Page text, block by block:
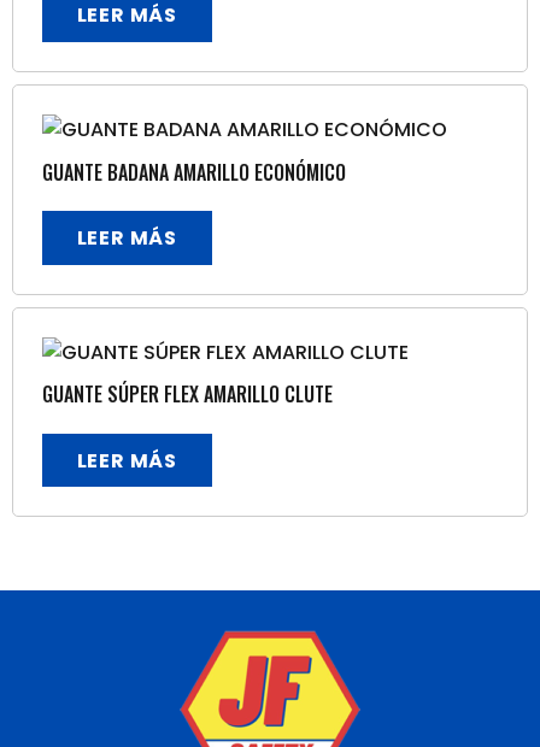
LEER MÁS
GUANTE BADANA AMARILLO ECONÓMICO
LEER MÁS
GUANTE SÚPER FLEX AMARILLO CLUTE
LEER MÁS